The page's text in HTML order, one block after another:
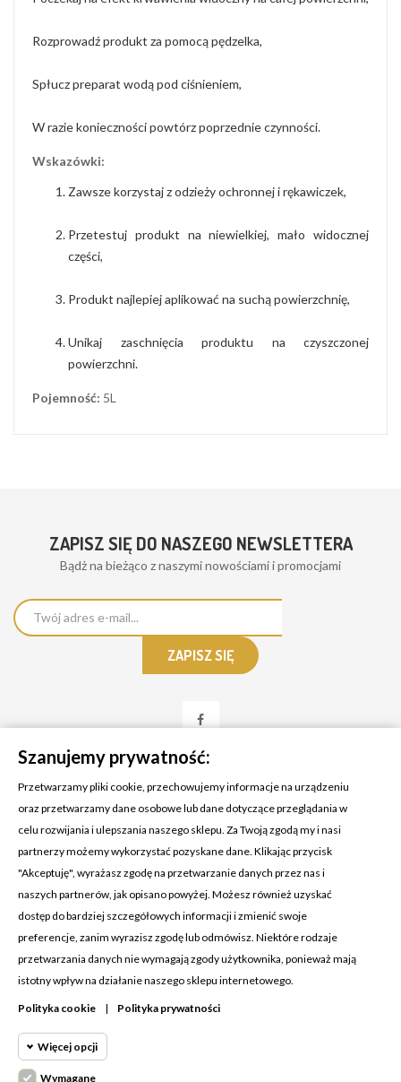
Rozprowadź produkt za pomocą pędzelka,
Spłucz preparat wodą pod ciśnieniem,
W razie konieczności powtórz poprzednie czynności.
Wskazówki:
Zawsze korzystaj z odzieży ochronnej i rękawiczek,
Przetestuj produkt na niewielkiej, mało widocznej
części,
Produkt najlepiej aplikować na suchą powierzchnię,
Unikaj zaschnięcia produktu na czyszczonej
powierzchni.
Pojemność: 5L
ZAPISZ SIĘ DO NASZEGO NEWSLETTERA
Bądż na bieżąco z naszymi nowościami i promocjami
KONTAKT Z NAMI
Adres:
Cosmetic4car
Budzisz 73A
39-200 Dębica
Dominik:
Klaudia: +48 730634730
MOJE KONTO
Szanujemy prywatność:
Przetwarzamy pliki cookie, przechowujemy informacje na urządzeniu
oraz przetwarzamy dane osobowe lub dane dotyczące przeglądania w
celu rozwijania i ulepszania naszego sklepu. Za Twoją zgodą my i nasi
partnerzy możemy wykorzystać pozyskane dane. Klikając przycisk
"Akceptuję", wyrażasz zgodę na przetwarzanie danych przez nas i
naszych partnerów, jak opisano powyżej. Możesz również uzyskać
dostęp do bardziej szczegółowych informacji i zmienić swoje
preferencje, zanim wyrazisz zgodę lub odmówisz. Niektóre rodzaje
przetwarzania danych nie wymagają zgody użytkownika, ponieważ mają
istotny wpływ na działanie naszego sklepu internetowego.
Polityka cookie | Polityka prywatności
Więcej opcji
Wymagane